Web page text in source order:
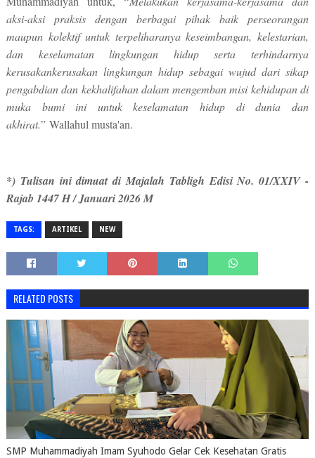
aksi-aksi praksis dengan berbagai pihak baik perseorangan
maupun kolektif untuk terpeliharanya keseimbangan, kelestarian,
dan keselamatan lingkungan hidup serta terhindarnya
kerusakankerusakan lingkungan hidup sebagai wujud dari sikap
pengabdian dan kekhalifahan dalam mengemban misi kehidupan di
muka bumi ini untuk keselamatan hidup di dunia dan
akhirat.” Wallahul musta'an.
*) Tulisan ini dimuat di Majalah Tabligh Edisi No. 01/XXIV -
Rajab 1447 H / Januari 2026 M
TAGS: ARTIKEL NEW
RELATED POSTS
SMP Muhammadiyah Imam Syuhodo Gelar Cek Kesehatan Gratis